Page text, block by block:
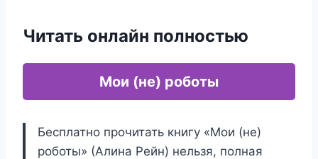
Читать онлайн полностью
Мои (не) роботы
Бесплатно прочитать книгу «Мои (не)
роботы» (Алина Рейн) нельзя, полная